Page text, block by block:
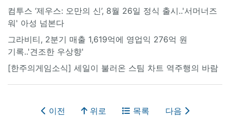
컴투스 ‘제우스: 오만의 신’, 8월 26일 정식 출시..'서머너즈
워' 아성 넘본다
그라비티, 2분기 매출 1,619억에 영업익 276억 원
기록..'견조한 우상향'
[한주의게임소식] 세일이 불러온 스팀 차트 역주행의 바람
이전 위로 목록 다음